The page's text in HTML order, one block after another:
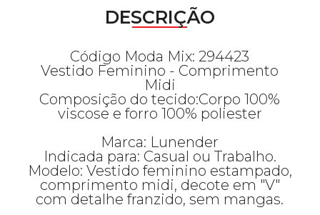
DESCRIÇÃO
Código Moda Mix: 294423
Vestido Feminino - Comprimento
Midi
Composição do tecido:Corpo 100%
viscose e forro 100% poliester
Marca: Lunender
Indicada para: Casual ou Trabalho.
Modelo: Vestido feminino estampado,
comprimento midi, decote em "V"
com detalhe franzido, sem mangas.